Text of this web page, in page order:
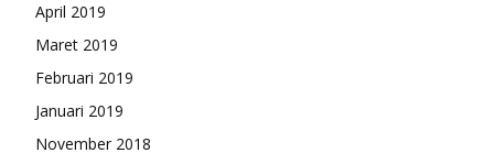
April 2019
Maret 2019
Februari 2019
Januari 2019
November 2018